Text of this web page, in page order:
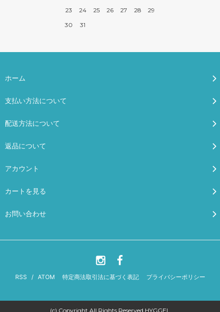
23
24 25 26 27 28
29
30
31
ホーム
支払い方法について
配送方法について
返品について
アカウント
カートを見る
お問い合わせ
RSS / ATOM 特定商法取引法に基づく表記 プライバシーポリシー
(c) Copyright All Rights Reserved HYGGEL